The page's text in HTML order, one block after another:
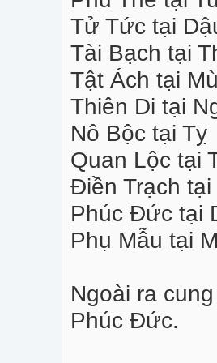
Tử Tức tại
Tài Bạch tại
Tật Ách tại
Thiên Di tại
Nô Bộc tại Tỵ
Quan Lộc tại
Điền Trạch tại
Phúc Đức tại
Phụ Mẫu tại
Ngoài ra
Phúc Đức.